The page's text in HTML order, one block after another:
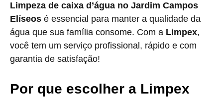
Limpeza de caixa d’água no Jardim Campos
Elíseos é essencial para manter a qualidade da
água que sua família consome. Com a Limpex,
você tem um serviço profissional, rápido e com
garantia de satisfação!
Por que escolher a Limpex